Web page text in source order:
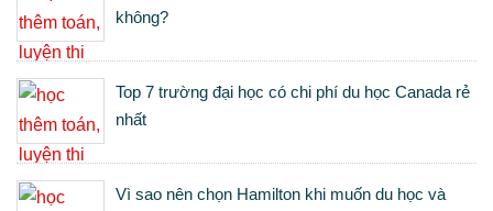
không?
Top 7 trường đại học có chi phí du học Canada rẻ
nhất
Vì sao nên chọn Hamilton khi muốn du học và